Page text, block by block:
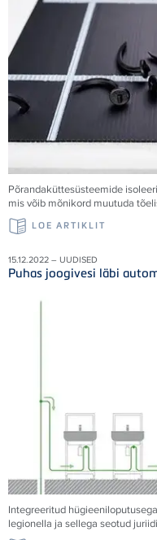
Põrandaküttesüsteemide
mis võib mõnikord muutuda
LOE ARTIKLIT
15.12.2022 – UUDISED
Puhas joogivesi läbi
Integreeritud hügieeniloputusega
legionella ja sellega seotud